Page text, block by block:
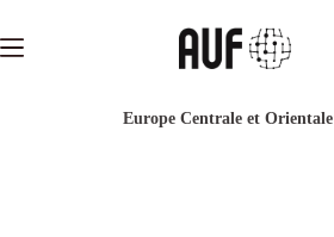
contenu
Europe Centrale et Orientale